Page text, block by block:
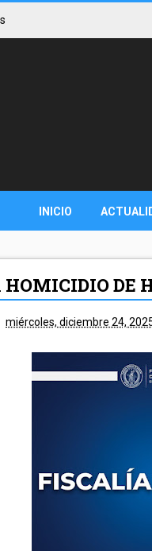
INICIO
DE
miércoles, diciembre 24,